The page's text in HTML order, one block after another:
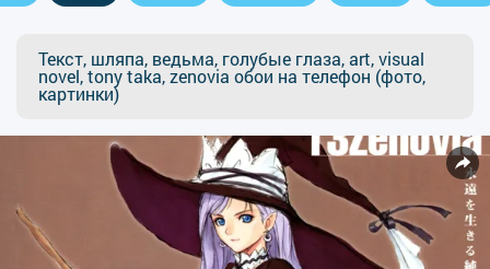
Текст, шляпа, ведьма, голубые глаза, art, visual
novel, tony taka, zenovia обои на телефон (фото,
картинки)